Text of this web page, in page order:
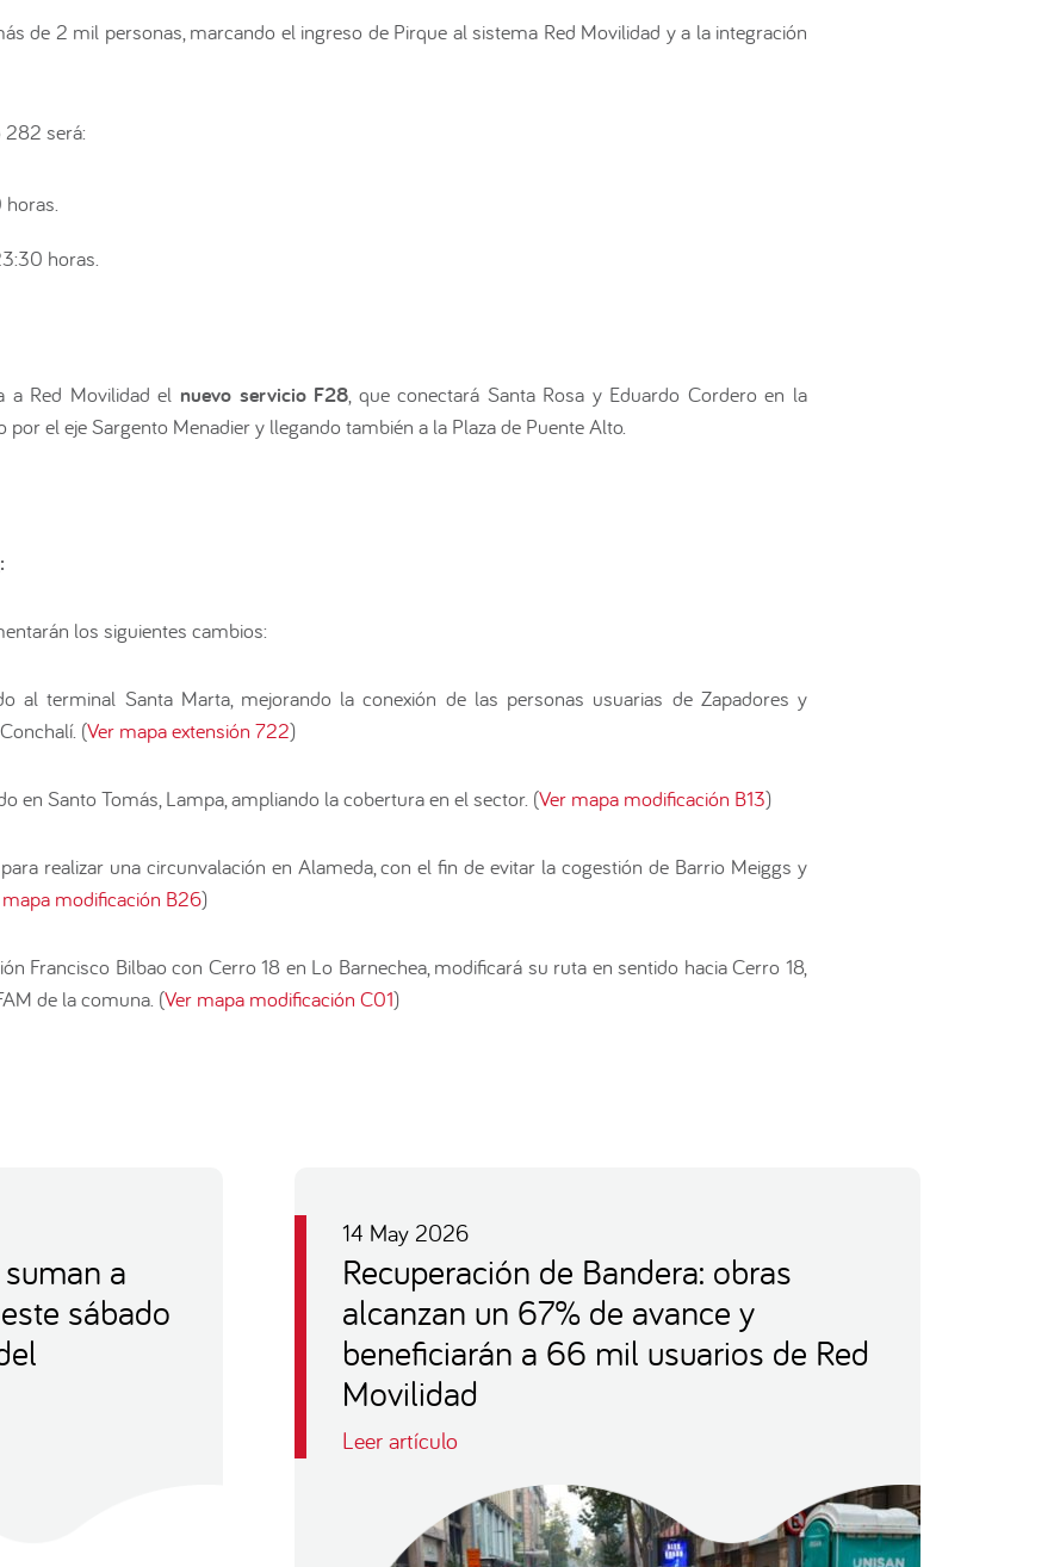
de 2 mil personas, marcando el ingreso de Pirque al sistema Red Movilidad y a la integración
282 será:
horas.
a Red Movilidad el nuevo servicio F28, que conectará Santa Rosa y Eduardo Cordero en la
el eje Sargento Menadier y llegando también a la Plaza de Puente Alto.
:
los siguientes cambios:
al terminal Santa Marta, mejorando la conexión de las personas usuarias de Zapadores y
(Ver mapa extensión 722)
en Santo Tomás, Lampa, ampliando la cobertura en el sector. (Ver mapa modificación B13)
realizar una circunvalación en Alameda, con el fin de evitar la cogestión de Barrio Meiggs y
modificación B26)
Francisco Bilbao con Cerro 18 en Lo Barnechea, modificará su ruta en sentido hacia Cerro 18,
de la comuna. (Ver mapa modificación C01)
a
sábado
14 May 2026
Recuperación de Bandera: obras
alcanzan un 67% de avance y
beneficiarán a 66 mil usuarios de Red
Movilidad
Leer artículo